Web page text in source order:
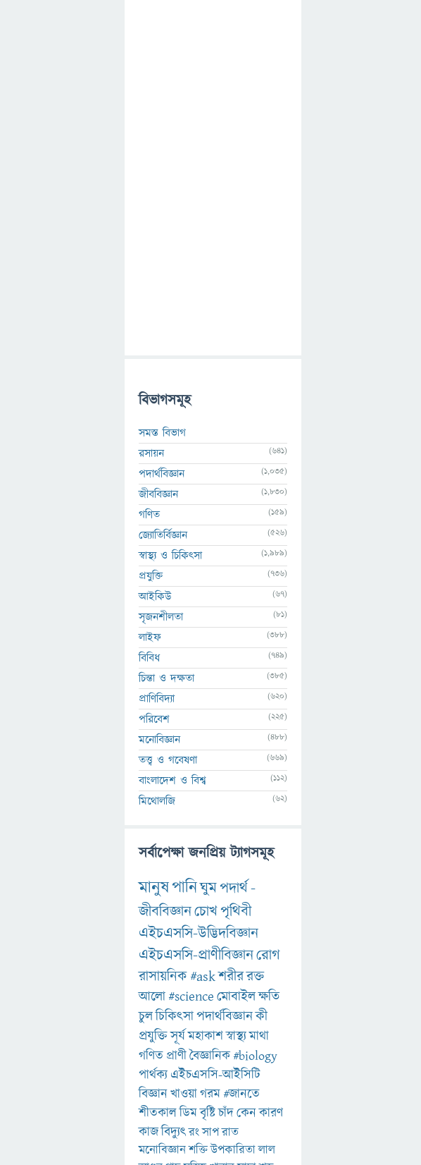
বিভাগসমূহ
সমস্ত বিভাগ
রসায়ন
(641)
পদার্থবিজ্ঞান (1,035)
জীববিজ্ঞান (1,830)
গণিত (159)
জ্যোতির্বিজ্ঞান (526)
স্বাস্থ্য ও চিকিৎসা (1,989)
প্রযুক্তি (736)
আইকিউ (67)
সৃজনশীলতা (81)
লাইফ (388)
বিবিধ (749)
চিন্তা ও দক্ষতা (385)
প্রাণিবিদ্যা (620)
পরিবেশ (225)
মনোবিজ্ঞান (488)
তত্ত্ব ও গবেষণা (669)
বাংলাদেশ ও বিশ্ব (112)
মিথোলজি (62)
সর্বাপেক্ষা জনপ্রিয় ট্যাগসমূহ
মানুষপানিঘুমপদার্থ-
জীববিজ্ঞানচোখপৃথিবী
এইচএসসি-উদ্ভিদবিজ্ঞান
এইচএসসি-প্রাণীবিজ্ঞানরোগ
রাসায়নিক#askশরীররক্ত
আলো#scienceমোবাইলক্ষতি
চুলচিকিৎসাপদার্থবিজ্ঞানকী
প্রযুক্তিসূর্যমহাকাশস্বাস্থ্যমাথা
গণিত প্রাণীবৈজ্ঞানিক#biology
পার্থক্য এইচএসসি-আইসিটি
বিজ্ঞানখাওয়াগরম#জানতে
শীতকালডিমবৃষ্টিচাঁদকেনকারণ
কাজবিদ্যুৎরংসাপরাত
মনোবিজ্ঞানশক্তিউপকারিতালাল